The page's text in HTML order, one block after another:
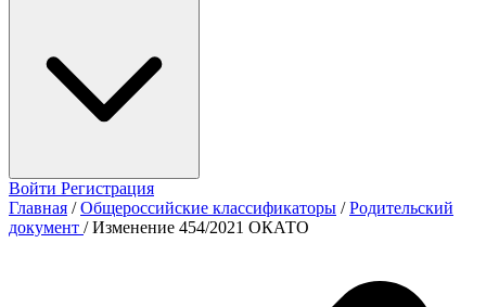
Войти Регистрация
Главная / Общероссийские классификаторы / Родительский
документ / Изменение 454/2021 ОКАТО